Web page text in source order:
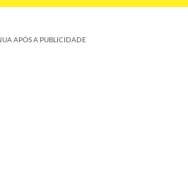
APÓS A PUBLICIDADE